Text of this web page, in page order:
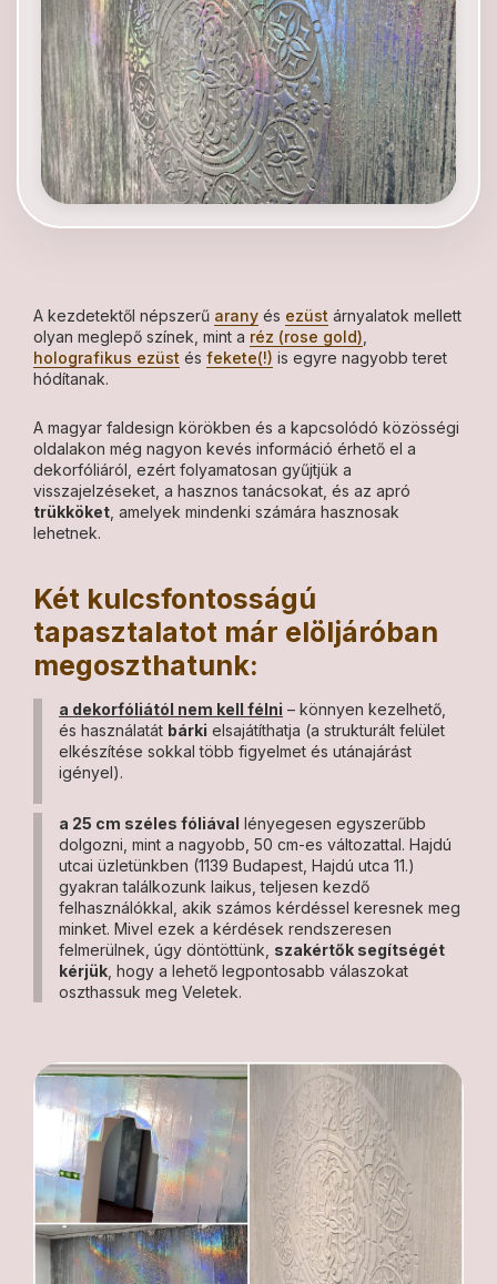
A kezdetektől népszerű arany és ezüst árnyalatok mellett
olyan meglepő színek, mint a réz (rose gold)
holografikus ezüst és fekete(!) is egyre nagyobb teret
hódítanak.
A magyar faldesign körökben és a kapcsolódó közösségi
oldalakon még nagyon kevés információ érhető el a
dekorfóliáról, ezért folyamatosan gyűjtjük a
visszajelzéseket, a hasznos tanácsokat, és az apró
trükköket , amelyek mindenki számára hasznosak
lehetnek.
Két kulcsfontosságú
tapasztalatot már elöljáróban
megoszthatunk:
a dekorfóliától nem kell félni – könnyen kezelhető,
és használatát bárki elsajátíthatja (a strukturált felület
elkészítése sokkal több figyelmet és utánajárást
igényel).
a 25 cm széles fóliával lényegesen egyszerűbb
dolgozni, mint a nagyobb, 50 cm-es változattal. Hajdú
utcai üzletünkben (1139 Budapest, Hajdú utca 11.)
gyakran találkozunk laikus, teljesen kezdő
felhasználókkal, akik számos kérdéssel keresnek meg
minket. Mivel ezek a kérdések rendszeresen
felmerülnek, úgy döntöttünk, szakértők segítségét
kérjük , hogy a lehető legpontosabb válaszokat
oszthassuk meg Veletek.